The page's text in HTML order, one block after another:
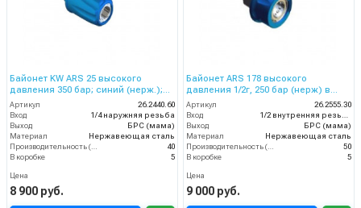
Байонет KW ARS 25 высокого
давления 350 бар; синий (нерж.);
1/4ш.
Артикул
26.2440.60
Вход
1/4 наружняя резьба
Выход
БРС (мама)
Материал
Нержавеющая сталь
Производительность (л/мин)
40
В коробке
5
Цена
8 900 руб.
Байонет ARS 178 высокого
давления 1/2г, 250 бар (нерж) в
синем пластике.
Артикул
26.2555.30
Вход
1/2 внутренняя резьба
Выход
БРС (мама)
Материал
Нержавеющая сталь
Производительность (л/мин)
50
В коробке
5
Цена
9 000 руб.